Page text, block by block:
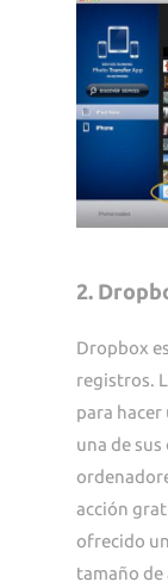
2.
Dropbox
registros.
para hacer
una de
acción
ofrecido
tamaño de